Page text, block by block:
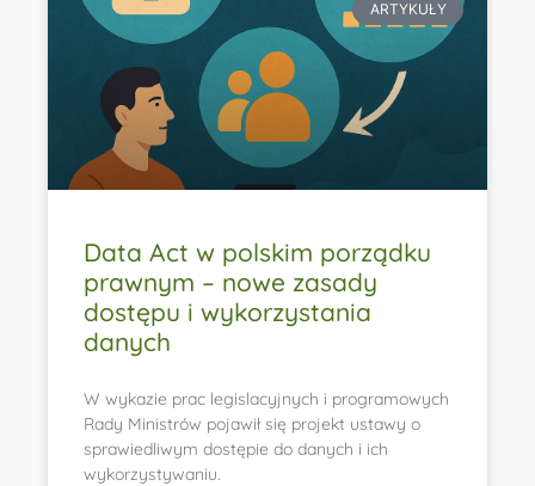
ARTYKUŁY
Data Act w polskim porządku
prawnym – nowe zasady
dostępu i wykorzystania
danych
W wykazie prac legislacyjnych i programowych
Rady Ministrów pojawił się projekt ustawy o
sprawiedliwym dostępie do danych i ich
wykorzystywaniu.